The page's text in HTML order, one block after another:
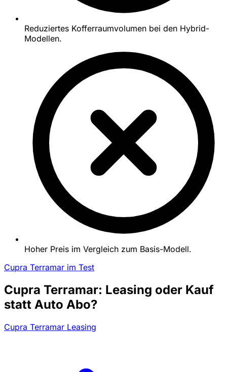
Reduziertes Kofferraumvolumen bei den Hybrid-
Modellen.
Hoher Preis im Vergleich zum Basis-Modell.
Cupra Terramar im Test
Cupra Terramar: Leasing oder Kauf
statt Auto Abo?
Cupra Terramar Leasing